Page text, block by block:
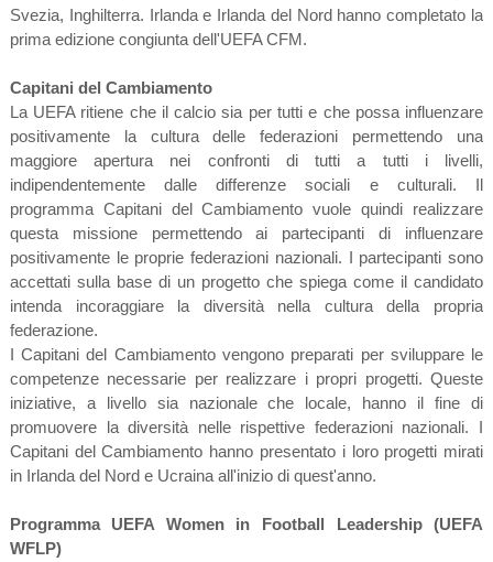
Svezia, Inghilterra. Irlanda e Irlanda del Nord hanno completato la
prima edizione congiunta dell'UEFA CFM.
Capitani del Cambiamento
La UEFA ritiene che il calcio sia per tutti e che possa influenzare
positivamente la cultura delle federazioni permettendo una
maggiore apertura nei confronti di tutti a tutti i livelli,
indipendentemente dalle differenze sociali e culturali. Il
programma Capitani del Cambiamento vuole quindi realizzare
questa missione permettendo ai partecipanti di influenzare
positivamente le proprie federazioni nazionali. I partecipanti sono
accettati sulla base di un progetto che spiega come il candidato
intenda incoraggiare la diversità nella cultura della propria
federazione.
I Capitani del Cambiamento vengono preparati per sviluppare le
competenze necessarie per realizzare i propri progetti. Queste
iniziative, a livello sia nazionale che locale, hanno il fine di
promuovere la diversità nelle rispettive federazioni nazionali. I
Capitani del Cambiamento hanno presentato i loro progetti mirati
in Irlanda del Nord e Ucraina all'inizio di quest'anno.
Programma UEFA Women in Football Leadership (UEFA
WFLP)